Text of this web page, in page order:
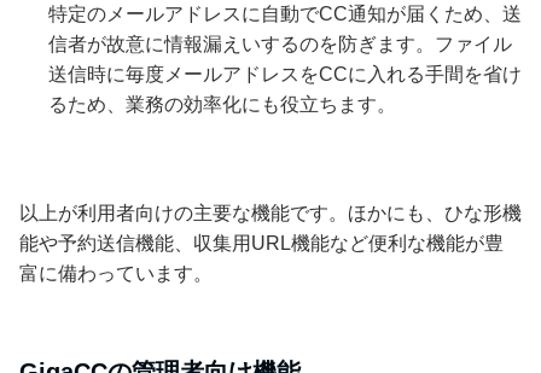
特定のメールアドレスに自動でCC通知が届くため、送
信者が故意に情報漏えいするのを防ぎます。ファイル
送信時に毎度メールアドレスをCCに入れる手間を省け
るため、業務の効率化にも役立ちます。
以上が利用者向けの主要な機能です。ほかにも、ひな形機
能や予約送信機能、収集用URL機能など便利な機能が豊
富に備わっています。